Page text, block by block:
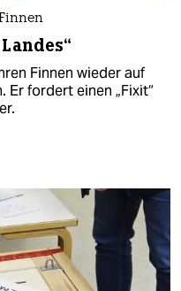
Finnen wieder auf
Er fordert einen „Fixit“